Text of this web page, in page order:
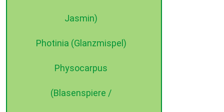
Jasmin)
Photinia (Glanzmispel)
Physocarpus
(Blasenspiere /